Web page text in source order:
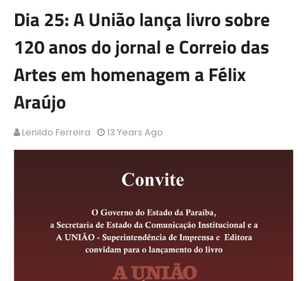
Dia 25: A União lança livro sobre
120 anos do jornal e Correio das
Artes em homenagem a Félix
Araújo
Lenildo Ferreira 13 Years Ago